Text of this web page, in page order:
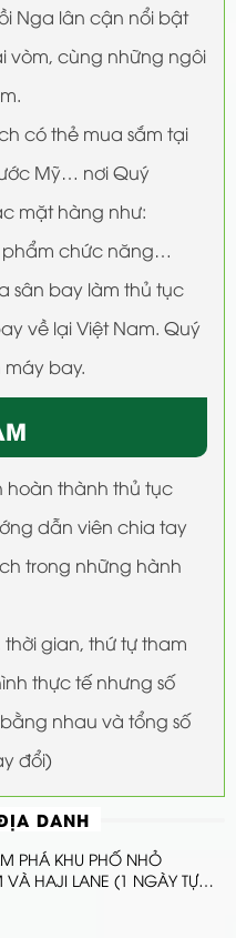
Nga lân cận nổi bật
vòm, cùng những ngôi
có thẻ mua sắm tại
Mỹ… nơi Quý
mặt hàng như:
phẩm chức năng…
sân bay làm thủ tục
về lại Việt Nam. Quý
máy bay.
hoàn thành thủ tục
dẫn viên chia tay
trong những hành
gian, thứ tự tham
thực tế nhưng số
nhau và tổng số
đổi)
DANH
PHÁ KHU PHỐ NHỎ
HAJI LANE (1 NGÀY TỰ